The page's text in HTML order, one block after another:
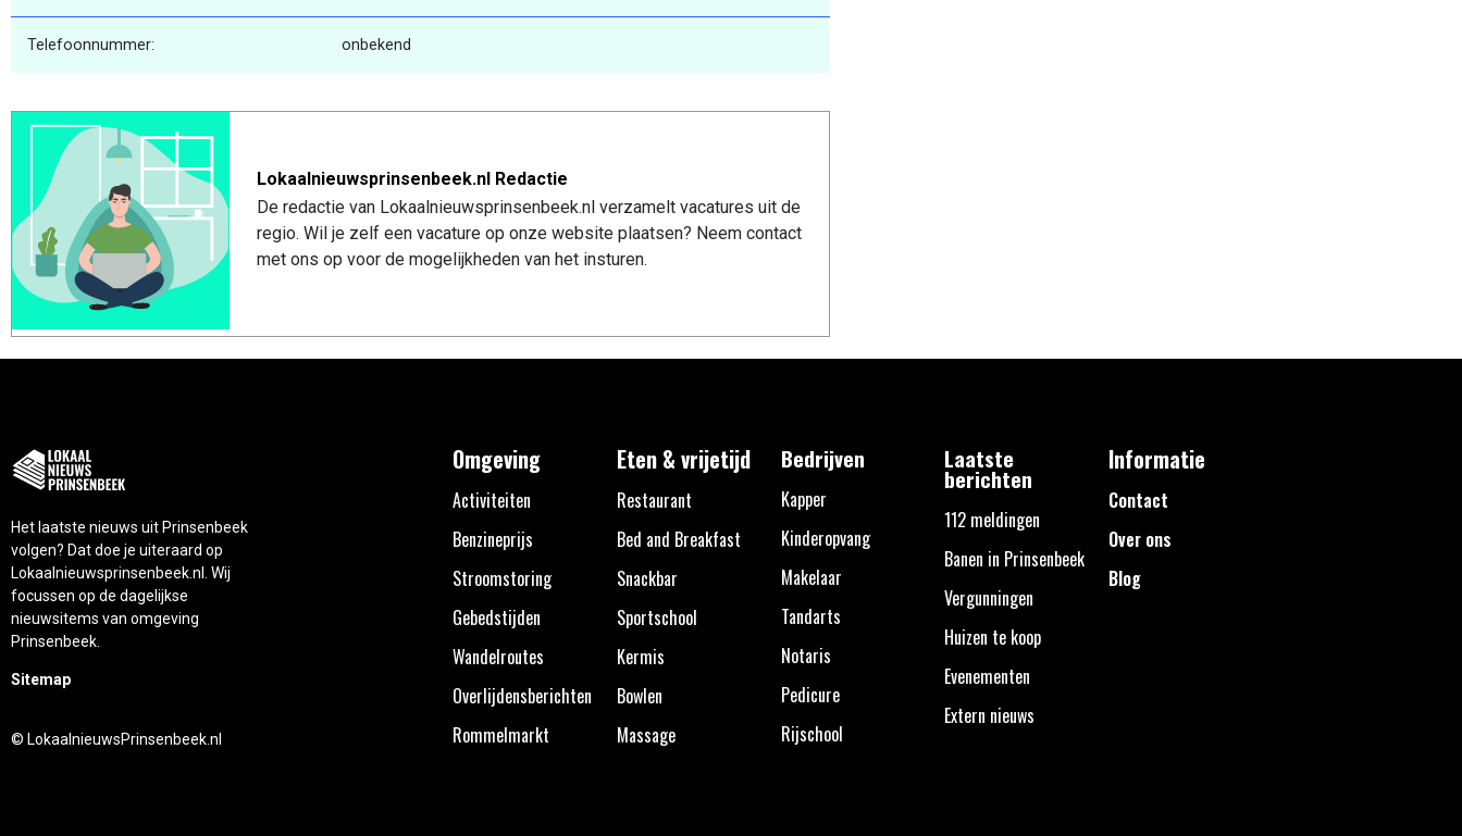
Telefoonnummer: onbekend
Lokaalnieuwsprinsenbeek.nl Redactie
De redactie van Lokaalnieuwsprinsenbeek.nl verzamelt vacatures uit de
regio. Wil je zelf een vacature op onze website plaatsen? Neem contact
met ons op voor de mogelijkheden van het insturen.
Het laatste nieuws uit Prinsenbeek
volgen? Dat doe je uiteraard op
Lokaalnieuwsprinsenbeek.nl. Wij
focussen op de dagelijkse
nieuwsitems van omgeving
Prinsenbeek.
Sitemap
© LokaalnieuwsPrinsenbeek.nl
Omgeving
Activiteiten
Benzineprijs
Stroomstoring
Gebedstijden
Wandelroutes
Overlijdensberichten
Rommelmarkt
Eten & vrijetijd
Restaurant
Bed and Breakfast
Snackbar
Sportschool
Kermis
Bowlen
Massage
Bedrijven
Kapper
Kinderopvang
Makelaar
Tandarts
Notaris
Pedicure
Rijschool
Laatste
berichten
112 meldingen
Banen in Prinsenbeek
Vergunningen
Huizen te koop
Evenementen
Extern nieuws
Informatie
Contact
Over ons
Blog